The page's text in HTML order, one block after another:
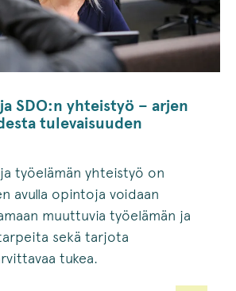
SDO:n yhteistyö – arjen
tulevaisuuden
työelämän yhteistyö on
avulla opintoja voidaan
muuttuvia työelämän ja
sekä tarjota
tukea.